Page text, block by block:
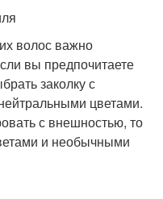
Волос на короткую
прическу
Масло для волос
волос важно
вы предпочитаете
заколку с
цветами.
с внешностью, то
и необычными